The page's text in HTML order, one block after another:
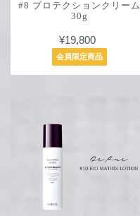
#8 プロテクションクリーム
30g
¥19,800
会員限定商品